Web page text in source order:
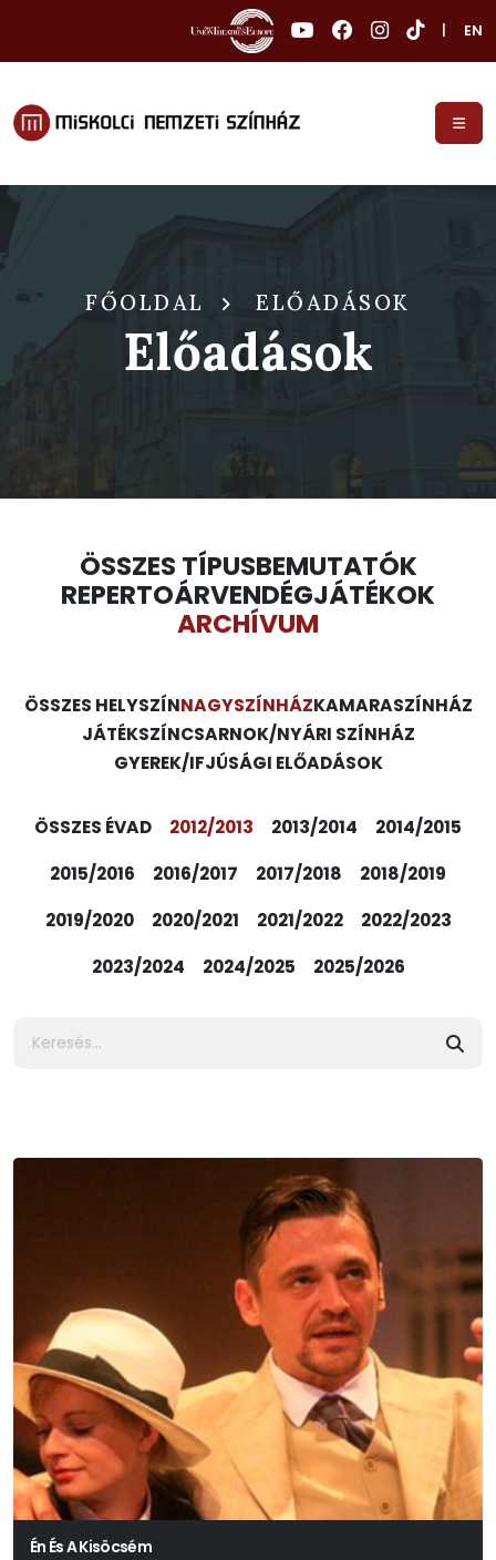
EN
FŐOLDAL ELŐADÁSOK
Előadások
ÖSSZES TÍPUSBEMUTATÓK
REPERTOÁRVENDÉGJÁTÉKOK
ARCHÍVUM
ÖSSZES HELYSZÍNNAGYSZÍNHÁZKAMARASZÍNHÁZ
JÁTÉKSZÍNCSARNOK/NYÁRI SZÍNHÁZ
GYEREK/IFJÚSÁGI ELŐADÁSOK
ÖSSZES ÉVAD 2012/2013 2013/2014
2014/2015
2015/2016
2016/2017 2017/2018
2018/2019
2019/2020
2020/2021 2021/2022
2022/2023
2023/2024
2024/2025 2025/2026
Én És A Kisöcsém